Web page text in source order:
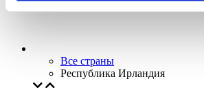
Все страны
Республика Ирландия